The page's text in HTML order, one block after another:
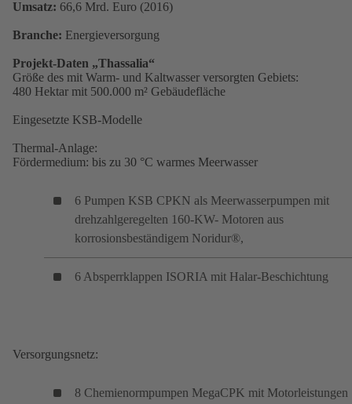
Umsatz: 66,6 Mrd. Euro (2016)
Branche: Energieversorgung
Projekt-Daten „Thassalia“
Größe des mit Warm- und Kaltwasser versorgten Gebiets:
480 Hektar mit 500.000 m² Gebäudefläche
Eingesetzte KSB-Modelle
Thermal-Anlage:
Fördermedium: bis zu 30 °C warmes Meerwasser
6 Pumpen KSB CPKN als Meerwasserpumpen mit
drehzahlgeregelten 160-KW- Motoren aus
korrosionsbeständigem Noridur®,
6 Absperrklappen ISORIA mit Halar-Beschichtung
Versorgungsnetz:
8 Chemienormpumpen MegaCPK mit Motorleistungen